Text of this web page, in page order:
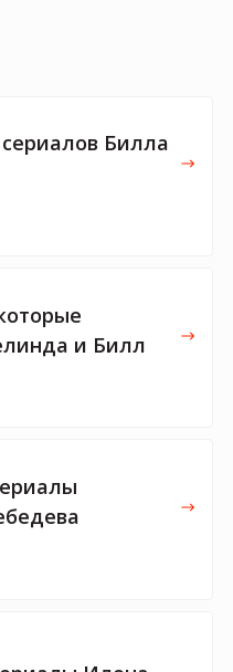
Билла
и Билл